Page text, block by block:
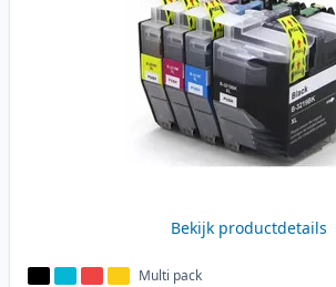
Bekijk productdetails
Multi pack